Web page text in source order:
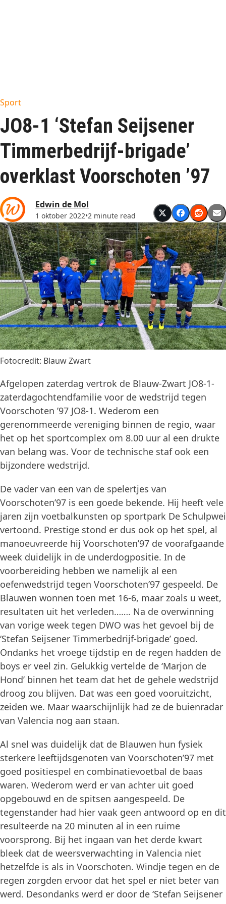
Sport
JO8-1 ‘Stefan Seijsener
Timmerbedrijf-brigade’
overklast Voorschoten ’97
Edwin de Mol
1 oktober 2022•2 minute read
Fotocredit: Blauw Zwart
Afgelopen zaterdag vertrok de Blauw-Zwart JO8-1-
zaterdagochtendfamilie voor de wedstrijd tegen
Voorschoten ’97 JO8-1. Wederom een
gerenommeerde vereniging binnen de regio, waar
het op het sportcomplex om 8.00 uur al een drukte
van belang was. Voor de technische staf ook een
bijzondere wedstrijd.
De vader van een van de spelertjes van
Voorschoten’97 is een goede bekende. Hij heeft vele
jaren zijn voetbalkunsten op sportpark De Schulpwei
vertoond. Prestige stond er dus ook op het spel, al
manoeuvreerde hij Voorschoten’97 de voorafgaande
week duidelijk in de underdogpositie. In de
voorbereiding hebben we namelijk al een
oefenwedstrijd tegen Voorschoten’97 gespeeld. De
Blauwen wonnen toen met 16-6, maar zoals u weet,
resultaten uit het verleden……. Na de overwinning
van vorige week tegen DWO was het gevoel bij de
‘Stefan Seijsener Timmerbedrijf-brigade’ goed.
Ondanks het vroege tijdstip en de regen hadden de
boys er veel zin. Gelukkig vertelde de ‘Marjon de
Hond’ binnen het team dat het de gehele wedstrijd
droog zou blijven. Dat was een goed vooruitzicht,
zeiden we. Maar waarschijnlijk had ze de buienradar
van Valencia nog aan staan.
Al snel was duidelijk dat de Blauwen hun fysiek
sterkere leeftijdsgenoten van Voorschoten’97 met
goed positiespel en combinatievoetbal de baas
waren. Wederom werd er van achter uit goed
opgebouwd en de spitsen aangespeeld. De
tegenstander had hier vaak geen antwoord op en dit
resulteerde na 20 minuten al in een ruime
voorsprong. Bij het ingaan van het derde kwart
bleek dat de weersverwachting in Valencia niet
hetzelfde is als in Voorschoten. Windje tegen en de
regen zorgden ervoor dat het spel er niet beter van
werd. Desondanks werd er door de ‘Stefan Seijsener